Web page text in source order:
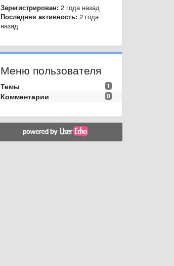
Зарегистрирован: 2 года назад
Последняя активность: 2 года
назад
Меню пользователя
1
Темы
0
Комментарии